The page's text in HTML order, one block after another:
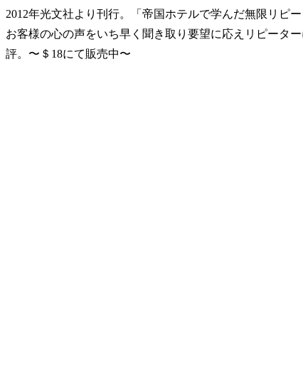
2012年光文社より刊行。「帝国ホテルで学んだ無限リピ
お客様の心の声をいち早く聞き取り要望に応えリピータ
評。〜＄18にて販売中〜